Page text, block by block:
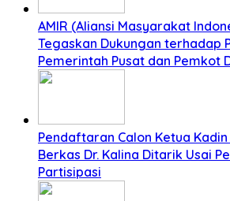
AMIR (Aliansi Masyarakat
Tegaskan Dukungan terhadap
Pemerintah Pusat dan Pemkot
Pendaftaran Calon Ketua
Berkas Dr. Kalina Ditarik Usai
Partisipasi